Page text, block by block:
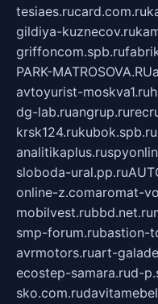
tesiaes.rucard.com.ru
gildiya-kuznecov.ru
griffoncom.spb.ru
PARK-MATROSOVA.RU
avtoyurist-moskva1.ru
dg-lab.ruangrup.ru
krsk124.rukubok.spb.ru
analitikaplus.ru
sloboda-ural.pp.ru
online-z.comaromat-
mobilvest.rubbd.net.ru
smp-forum.rubastion-
avrmotors.ruart-
ecostep-samara.rud-
sko.com.ru